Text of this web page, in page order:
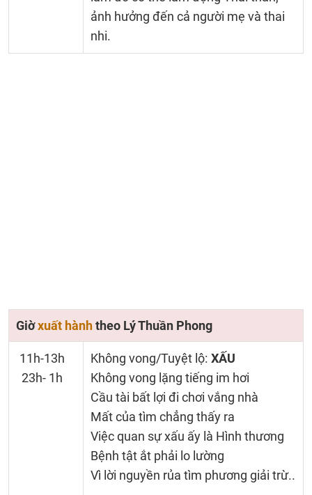
ảnh hưởng đến cả người mẹ và thai
nhi.
Giờxuất hànhtheo Lý Thuần Phong
11h-13h
23h- 1h
Không vong/Tuyệt lộ: XẤU
Không vong lặng tiếng im hơi
Cầu tài bất lợi đi chơi vắng nhà
Mất của tìm chẳng thấy ra
Việc quan sự xấu ấy là Hình thương
Bệnh tật ắt phải lo lường
Vì lời nguyền rủa tìm phương giải trừ..